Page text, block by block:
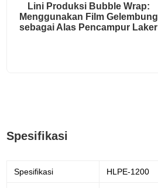
Lini Produksi Bubble Wrap:
Menggunakan Film Gelembung
sebagai Alas Pencampur Laker
Spesifikasi
Spesifikasi HLPE-1200